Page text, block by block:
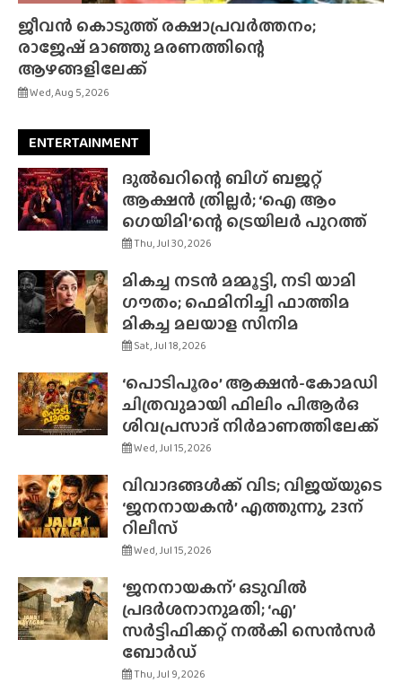
ജീവൻ കൊടുത്ത് രക്ഷാപ്രവർത്തനം;
രാജേഷ് മാഞ്ഞു മരണത്തിന്റെ
ആഴങ്ങളിലേക്ക്
Wed, Aug 5, 2026
ENTERTAINMENT
ദുൽഖറിന്റെ ബിഗ് ബജറ്റ്
ആക്ഷൻ ത്രില്ലർ; ‘ഐ ആം
ഗെയിമി’ന്റെ ട്രെയിലർ പുറത്ത്
Thu, Jul 30, 2026
മികച്ച നടൻ മമ്മൂട്ടി, നടി യാമി
ഗൗതം; ഫെമിനിച്ചി ഫാത്തിമ
മികച്ച മലയാള സിനിമ
Sat, Jul 18, 2026
‘പൊടിപൂരം’ ആക്ഷൻ-കോമഡി
ചിത്രവുമായി ഫിലിം പിആർഒ
ശിവപ്രസാദ് നിർമാണത്തിലേക്ക്
Wed, Jul 15, 2026
വിവാദങ്ങൾക്ക് വിട; വിജയ്‌യുടെ
‘ജനനായകൻ’ എത്തുന്നു, 23ന്
റിലീസ്
Wed, Jul 15, 2026
‘ജനനായകന്’ ഒടുവിൽ
പ്രദർശനാനുമതി; ‘എ’
സർട്ടിഫിക്കറ്റ് നൽകി സെൻസർ
ബോർഡ്
Thu, Jul 9, 2026